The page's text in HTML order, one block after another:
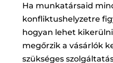
Ha munkatársaid
konfliktushelyzetre
hogyan lehet
megőrzik a vásárlók
szükséges